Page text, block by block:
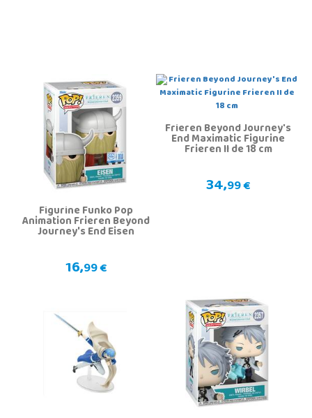
Figurine Funko Pop
Animation Frieren Beyond
Journey's End Eisen
16,99 €
Frieren Beyond Journey's
End Maximatic Figurine
Frieren II de 18 cm
34,99 €